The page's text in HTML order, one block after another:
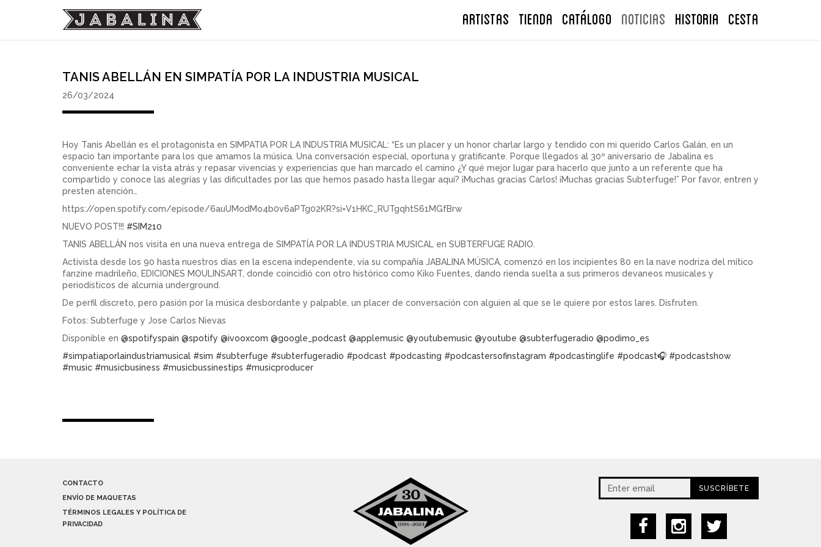
CESTA
ARTISTAS TIENDA Catálogo NOTICIAS Historia
TANIS ABELLÁN EN SIMPATÍA POR LA INDUSTRIA MUSICAL
26/03/2024
Hoy Tanis Abellán es el protagonista en SIMPATIA POR LA INDUSTRIA MUSICAL: “Es un placer y un honor charlar largo y tendido con mi querido Carlos Galán, en un
espacio tan importante para los que amamos la música. Una conversación especial, oportuna y gratificante. Porque llegados al 30º aniversario de Jabalina es
conveniente echar la vista atrás y repasar vivencias y experiencias que han marcado el camino ¿Y qué mejor lugar para hacerlo que junto a un referente que ha
compartido y conoce las alegrías y las dificultades por las que hemos pasado hasta llegar aquí? ¡Muchas gracias Carlos! ¡Muchas gracias Subterfuge!” Por favor, entren y
presten atención…
https://open.spotify.com/episode/6auUModMo4b0v6aPTg02KR?si=V1HKC_RUTgqhtS61MGfBrw
NUEVO POST!!! #SIM210
TANIS ABELLÁN nos visita en una nueva entrega de SIMPATÍA POR LA INDUSTRIA MUSICAL en SUBTERFUGE RADIO.
Activista desde los 90 hasta nuestros días en la escena independente, vía su compañía JABALINA MÚSICA, comenzó en los incipientes 80 en la nave nodriza del mítico
fanzine madrileño, EDICIONES MOULINSART, donde coincidió con otro histórico como Kiko Fuentes, dando rienda suelta a sus primeros devaneos musicales y
periodísticos de alcurnia underground.
De perfil discreto, pero pasión por la música desbordante y palpable, un placer de conversación con alguien al que se le quiere por estos lares. Disfruten.
Fotos: Subterfuge y Jose Carlos Nievas
Disponible en @spotifyspain @spotify @ivooxcom @google_podcast @applemusic @youtubemusic @youtube @subterfugeradio @podimo_es
#simpatiaporlaindustriamusical #sim #subterfuge #subterfugeradio #podcast #podcasting #podcastersofinstagram #podcastinglife #podcast🎧 #podcastshow
#music #musicbusiness #musicbussinestips #musicproducer
CONTACTO
ENVÍO DE MAQUETAS
TÉRMINOS LEGALES Y POLÍTICA DE
PRIVACIDAD
SUSCRÍBETE